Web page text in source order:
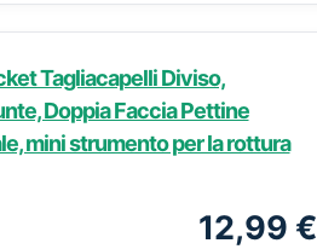
Tagliacapelli Diviso,
Doppia Faccia Pettine
mini strumento per la rottura
12,99 €